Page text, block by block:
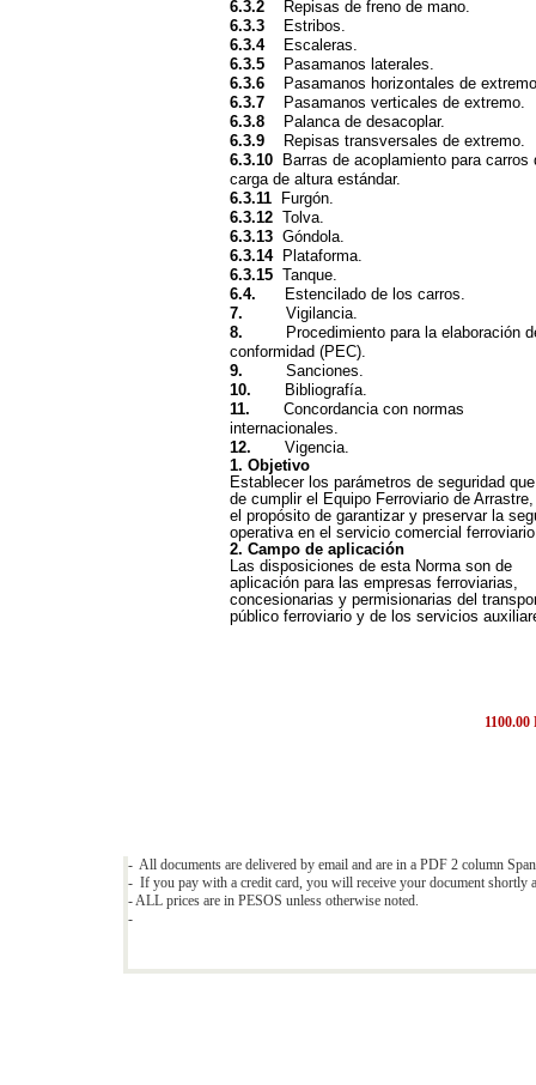
6.3.2
Repisas de freno de mano.
6.3.3
Estribos.
6.3.4
Escaleras.
6.3.5 Pasamanos laterales.
6.3.6
Pasamanos horizontales de
6.3.7
Pasamanos verticales de extremo.
6.3.8 Palanca de desacoplar.
6.3.9
Repisas transversales de extremo.
6.3.10
Barras de acoplamiento para carros
carga de altura estándar.
6.3.11
Furgón.
6.3.12 Tolva.
6.3.13 Góndola.
6.3.14Plataforma.
6.3.15 Tanque.
6.4. Estencilado de los carros.
7.Vigilancia.
8.
Procedimiento para la elaboración
conformidad (PEC).
9.Sanciones.
10.
Bibliografía.
11.Concordancia con normas
internacionales.
12.Vigencia.
1. Objetivo
Establecer los parámetros de seguridad
de cumplir el Equipo Ferroviario de
el propósito de garantizar y preservar la
operativa en el servicio comercial
2. Campo de aplicación
Las disposiciones de esta Norma son de
aplicación para las empresas ferroviarias,
concesionarias y permisionarias del
público ferroviario y de los servicios
- All documents are delivered by email and are in a PDF 2 column
- If you pay with a credit card, you will receive your document shortly
- ALL prices are in PESOS unless otherwise noted.
-